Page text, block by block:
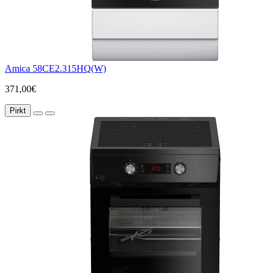
Amica 58CE2.315HQ(W)
371,00€
Pirkt